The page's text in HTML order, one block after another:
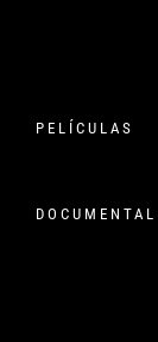
PELÍCULAS
DOCUMENTAL